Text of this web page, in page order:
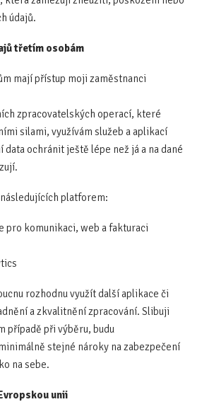
údajů.
třetím osobám
mají přístup moji zaměstnanci
zpracovatelských operací, které
silami, využívám služeb a aplikací
ochránit ještě lépe než já a na dané
platforem:
pro komunikaci, web a fakturaci
rozhodnu využít další aplikace či
a zkvalitnění zpracování. Slibuji
případě při výběru, budu
stejné nároky na zabezpečení
na sebe.
unii